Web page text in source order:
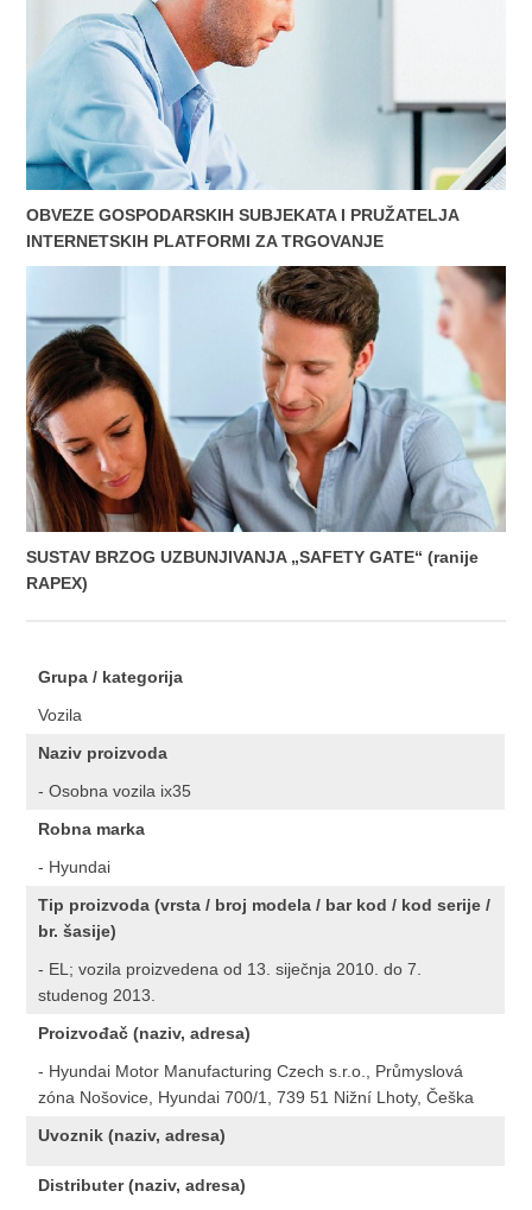
OBVEZE GOSPODARSKIH SUBJEKATA I PRUŽATELJA
INTERNETSKIH PLATFORMI ZA TRGOVANJE
SUSTAV BRZOG UZBUNJIVANJA „SAFETY GATE“ (ranije
RAPEX)
Grupa / kategorija
Vozila
Naziv proizvoda
- Osobna vozila ix35
Robna marka
- Hyundai
Tip proizvoda (vrsta / broj modela / bar kod / kod serije /
br. šasije)
- EL; vozila proizvedena od 13. siječnja 2010. do 7.
studenog 2013.
Proizvođač (naziv, adresa)
- Hyundai Motor Manufacturing Czech s.r.o., Průmyslová
zóna Nošovice, Hyundai 700/1, 739 51 Nižní Lhoty, Češka
Uvoznik (naziv, adresa)
Distributer (naziv, adresa)